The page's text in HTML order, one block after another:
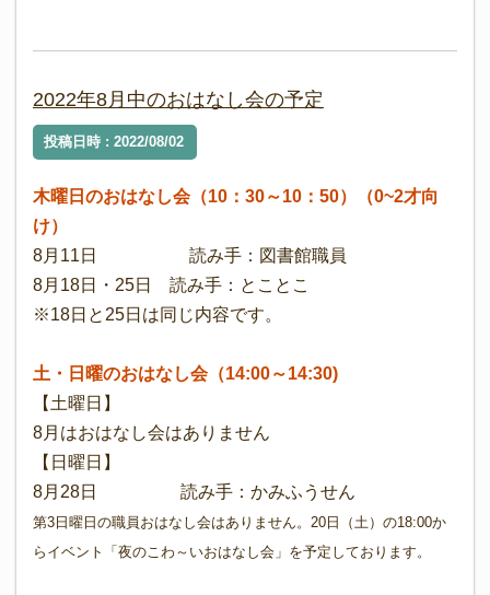
2022年8月中のおはなし会の予定
投稿日時 : 2022/08/02
木曜日のおはなし会（10：30～10：50）（0~2才向
け）
8月11日 読み手：図書館職員
8月18日・25日 読み手：とことこ
※18日と25日は同じ内容です。
土・日曜のおはなし会（14:00～14:30)
【土曜日】
8月はおはなし会はありません
【日曜日】
8月28日 読み手：かみふうせん
第3日曜日の職員おはなし会はありません。20日（土）の18:00か
らイベント「夜のこわ～いおはなし会」を予定しております。